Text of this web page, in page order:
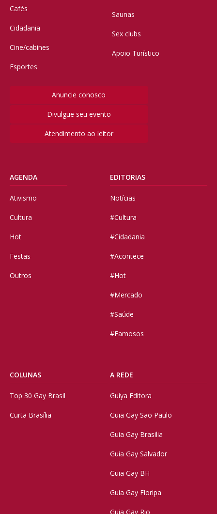
Cafés
Cidadania
Cine/cabines
Esportes
Saunas
Sex clubs
Apoio Turístico
Anuncie conosco
Divulgue seu evento
Atendimento ao leitor
AGENDA
Ativismo
Cultura
Hot
Festas
Outros
EDITORIAS
Notícias
#Cultura
#Cidadania
#Acontece
#Hot
#Mercado
#Saúde
#Famosos
COLUNAS
Top 30 Gay Brasil
Curta Brasília
A REDE
Guiya Editora
Guia Gay São Paulo
Guia Gay Brasilia
Guia Gay Salvador
Guia Gay BH
Guia Gay Floripa
Guia Gay Rio